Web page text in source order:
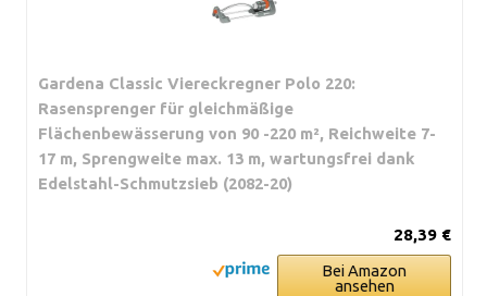
Gardena Classic Viereckregner Polo 220:
Rasensprenger für gleichmäßige
Flächenbewässerung von 90 -220 m², Reichweite 7-
17 m, Sprengweite max. 13 m, wartungsfrei dank
Edelstahl-Schmutzsieb (2082-20)
28,39 €
Bei Amazon
ansehen